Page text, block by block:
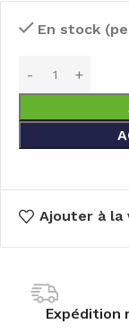
En stock
Ajouter à la
Expédition